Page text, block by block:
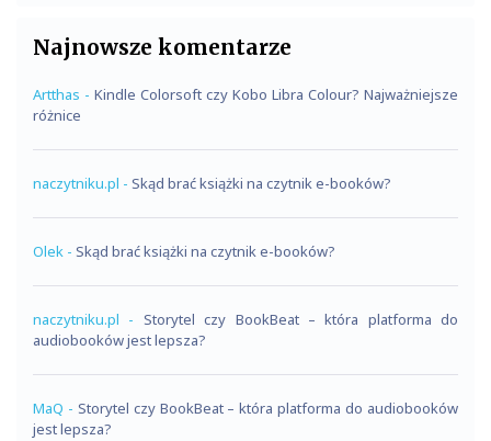
Najnowsze komentarze
Artthas - Kindle Colorsoft czy Kobo Libra Colour? Najważniejsze
różnice
naczytniku.pl - Skąd brać książki na czytnik e-booków?
Olek - Skąd brać książki na czytnik e-booków?
naczytniku.pl - Storytel czy BookBeat – która platforma do
audiobooków jest lepsza?
MaQ - Storytel czy BookBeat – która platforma do audiobooków
jest lepsza?